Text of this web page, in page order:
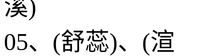
溪)
05、(舒蕊)、(渲